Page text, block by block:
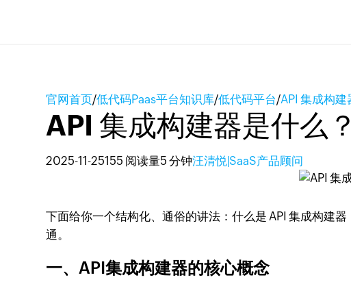
官网首页/低代码Paas平台知识库/低代码平台/API 集成构
API 集成构建器是什么
2025-11-25155 阅读量5 分钟汪清悦|SaaS产品顾问
下面给你一个结构化、通俗的讲法：什么是 API 集成构建
通。
一、API集成构建器的核心概念